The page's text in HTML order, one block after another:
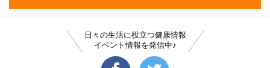
日々の生活に役立つ健康情報
イベント情報を発信中♪